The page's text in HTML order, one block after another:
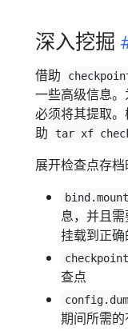
深入挖掘
借助
一些高级信息
必须将其提取
助
tar xf
展开检查点存档
息，并且
挂载到正确
查点
期间所需